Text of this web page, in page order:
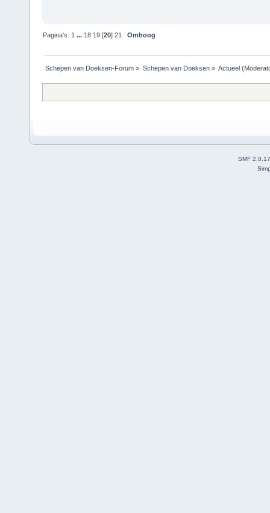
Pagina's: 1 ... 18 19 [20]21 Omhoog
Schepen van Doeksen-Forum » Schepen van Doeksen» Actueel
SMF 2.0.17